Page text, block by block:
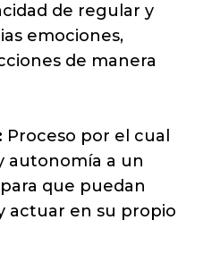
de regular y
emociones,
de manera
Proceso por el cual
autonomía a un
que puedan
actuar en su propio